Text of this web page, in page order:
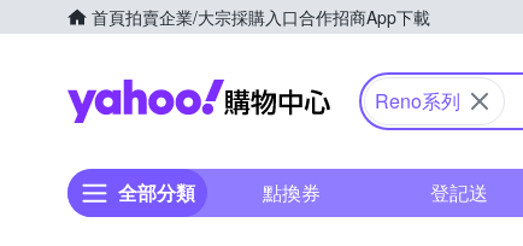
首頁拍賣企業/大宗採購入口合作招商App下載
Yahoo購物中心
Reno系列
全部分類 點換券 登記送